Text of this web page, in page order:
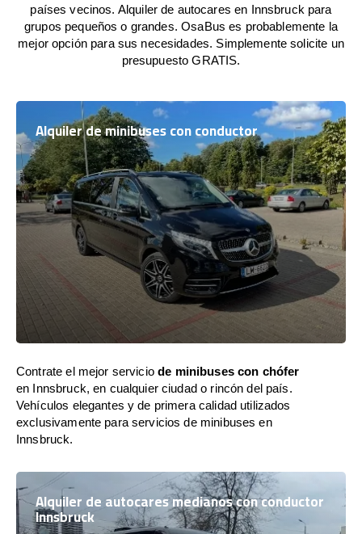
países vecinos. Alquiler de autocares en Innsbruck para
grupos pequeños o grandes. OsaBus es probablemente la
mejor opción para sus necesidades. Simplemente solicite un
presupuesto GRATIS.
Alquiler de minibuses con conductor
Contrate el mejor serviciode minibuses con chófer
en Innsbruck, en cualquier ciudad o rincón del país.
Vehículos elegantes y de primera calidad utilizados
exclusivamente para servicios de minibuses en
Innsbruck.
Alquiler de autocares medianos con conductor
Innsbruck